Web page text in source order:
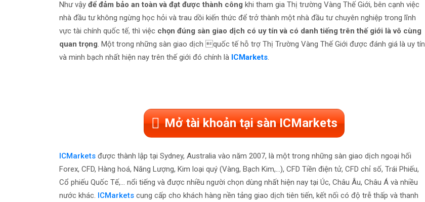
Như vậy để đảm bảo an toàn và đạt được thành công khi tham gia Thị trường Vàng Thế Giới, bên cạnh việc
nhà đầu tư không ngừng học hỏi và trau dồi kiến thức để trở thành một nhà đầu tư chuyên nghiệp trong lĩnh
vực tài chính quốc tế, thì việc chọn đúng sàn giao dịch có uy tín và có danh tiếng trên thế giới là vô cùng
quan trọng. Một trong những sàn giao dịch quốc tế hỗ trợ Thị Trường Vàng Thế Giới được đánh giá là uy tín
và minh bạch nhất hiện nay trên thế giới đó chính là ICMarkets.
Mở tài khoản tại sàn ICMarkets
ICMarkets được thành lập tại Sydney, Australia vào năm 2007, là một trong những sàn giao dịch ngoại hối
Forex, CFD, Hàng hoá, Năng Lượng, Kim loại quý (Vàng, Bạch Kim,...), CFD Tiền điện tử, CFD chỉ số, Trái Phiếu,
Cổ phiếu Quốc Tế,... nổi tiếng và được nhiều người chọn dùng nhất hiện nay tại Úc, Châu Âu, Châu Á và nhiều
nước khác. ICMarkets cung cấp cho khách hàng nền tảng giao dịch tiên tiến, kết nối có độ trễ thấp và thanh